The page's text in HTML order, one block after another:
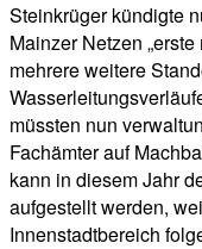
Steinkrüger kündigte
Mainzer Netzen
mehrere weitere
müssten nun
Fachämter auf
kann in diesem Jahr
aufgestellt werden,
Innenstadtbereich